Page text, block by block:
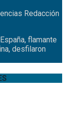
Redacción
flamante
desfilaron